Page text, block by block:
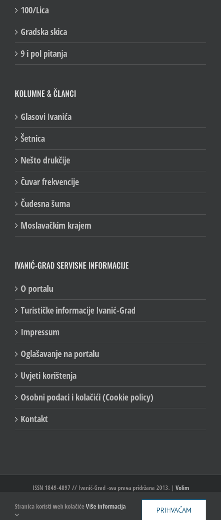
100/Lica
Gradska skica
9 i pol pitanja
KOLUMNE & ČLANCI
Glasovi Ivanića
Šetnica
Nešto drukčije
Čuvar frekvencije
Čudesna šuma
Moslavačkim krajem
IVANIĆ-GRAD SERVISNE INFORMACIJE
O portalu
Turističke informacije Ivanić-Grad
Impressum
Oglašavanje na portalu
Uvjeti korištenja
Osobni podaci i kolačići (Cookie policy)
Kontakt
ISSN 1849-4897 // Ivanić-Grad -sva prava pridržana 2013. | Volim
Email
Stranica koristi web kolačićeViše informacija PRIHVAĆAM